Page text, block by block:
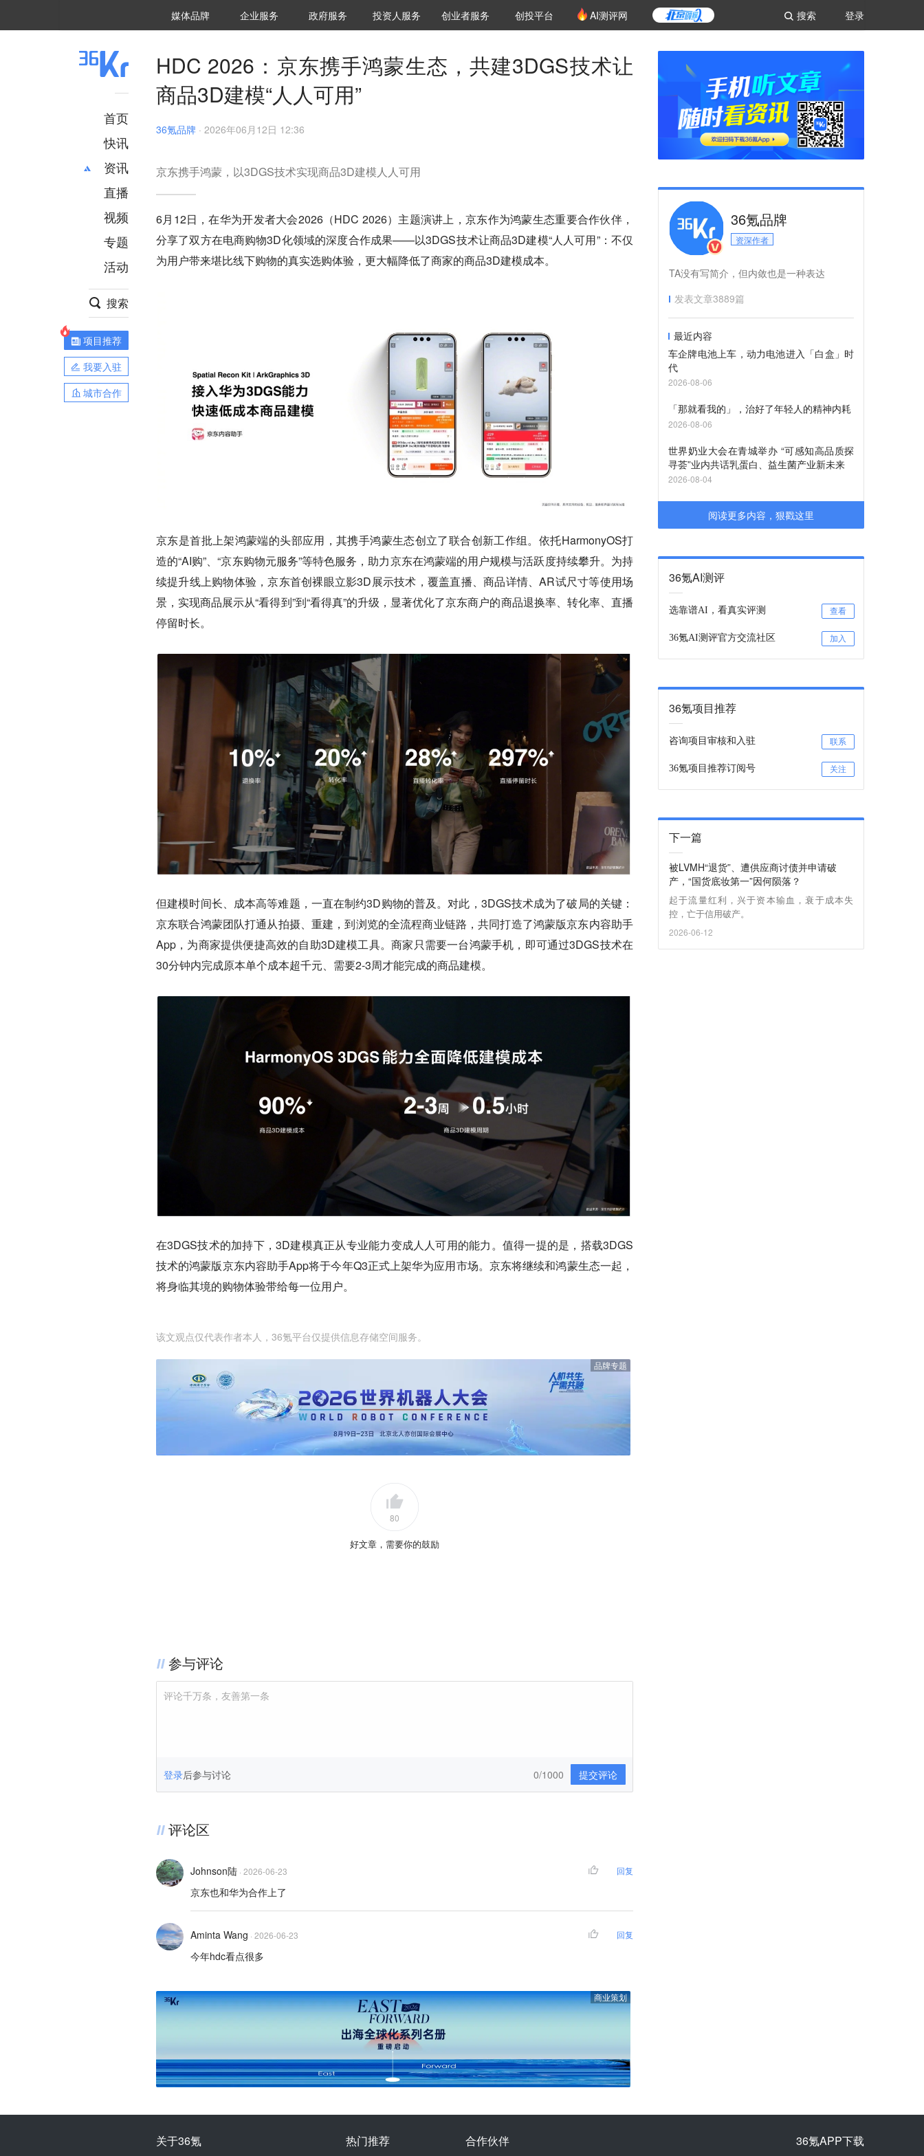
登录
搜索
媒体品牌 36Kr研究院
企业服务 城市之窗
政府服务 VClub投资机构库
投资机构职位推介
投资人服务 创投氪堂
创业者服务 创投平台 AI测评网
首页
快讯
资讯
推荐
财经
项目推荐
安徽
直播
视频
专题
活动
搜索
项目推荐
我要入驻
城市合作
HDC 2026：京东携手鸿蒙生态，共建3DGS技术让
商品3D建模“人人可用”
36氪品牌 · 2026年06月12日 12:36
京东携手鸿蒙，以3DGS技术实现商品3D建模人人可用
6月12日，在华为开发者大会2026（HDC 2026）主题演讲上，京东作为鸿蒙生态重要合作伙伴，
分享了双方在电商购物3D化领域的深度合作成果——以3DGS技术让商品3D建模“人人可用”：不仅
为用户带来堪比线下购物的真实选购体验，更大幅降低了商家的商品3D建模成本。
京东是首批上架鸿蒙端的头部应用，其携手鸿蒙生态创立了联合创新工作组。依托HarmonyOS打
造的“AI购”、“京东购物元服务”等特色服务，助力京东在鸿蒙端的用户规模与活跃度持续攀升。为持
续提升线上购物体验，京东首创裸眼立影3D展示技术，覆盖直播、商品详情、AR试尺寸等使用场
景，实现商品展示从“看得到”到“看得真”的升级，显著优化了京东商户的商品退换率、转化率、直播
停留时长。
但建模时间长、成本高等难题，一直在制约3D购物的普及。对此，3DGS技术成为了破局的关键：
京东联合鸿蒙团队打通从拍摄、重建，到浏览的全流程商业链路，共同打造了鸿蒙版京东内容助手
App，为商家提供便捷高效的自助3D建模工具。商家只需要一台鸿蒙手机，即可通过3DGS技术在
30分钟内完成原本单个成本超千元、需要2-3周才能完成的商品建模。
在3DGS技术的加持下，3D建模真正从专业能力变成人人可用的能力。值得一提的是，搭载3DGS
技术的鸿蒙版京东内容助手App将于今年Q3正式上架华为应用市场。京东将继续和鸿蒙生态一起，
将身临其境的购物体验带给每一位用户。
该文观点仅代表作者本人，36氪平台仅提供信息存储空间服务。
品牌专题
80
好文章，需要你的鼓励
参与评论
评论千万条，友善第一条
登录后参与讨论 提交评论
0/1000
评论区
Johnson陆 · 2026-06-23 回复
京东也和华为合作上了
Aminta Wang · 2026-06-23 回复
今年hdc看点很多
商业策划
36氪品牌
资深作者
TA没有写简介，但内敛也是一种表达
发表文章3889篇
最近内容
车企牌电池上车，动力电池进入「白盒」时
代
2026-08-06
「那就看我的」，治好了年轻人的精神内耗
2026-08-06
世界奶业大会在青城举办 “可感知高品质探
寻荟”业内共话乳蛋白、益生菌产业新未来
2026-08-04
阅读更多内容，狠戳这里
36氪AI测评
选靠谱AI，看真实评测 查看
36氪AI测评官方交流社区 加入
36氪项目推荐
咨询项目审核和入驻 联系
36氪项目推荐订阅号 关注
下一篇
被LVMH“退货”、遭供应商讨债并申请破
产，“国货底妆第一”因何陨落？
起于流量红利，兴于资本输血，衰于成本失
控，亡于信用破产。
2026-06-12
关于36氪 热门推荐 合作伙伴 36氪APP下载